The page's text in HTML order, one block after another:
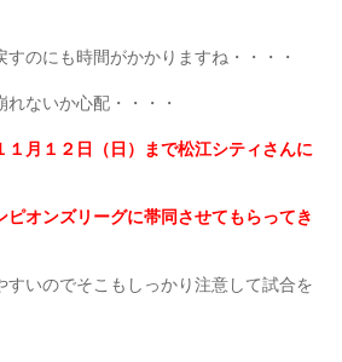
のにも時間がかかりますね・・・・
ないか心配・・・・
１月１２日（日）まで松江シティさんに
ピオンズリーグに帯同させてもらってき
すいのでそこもしっかり注意して試合を